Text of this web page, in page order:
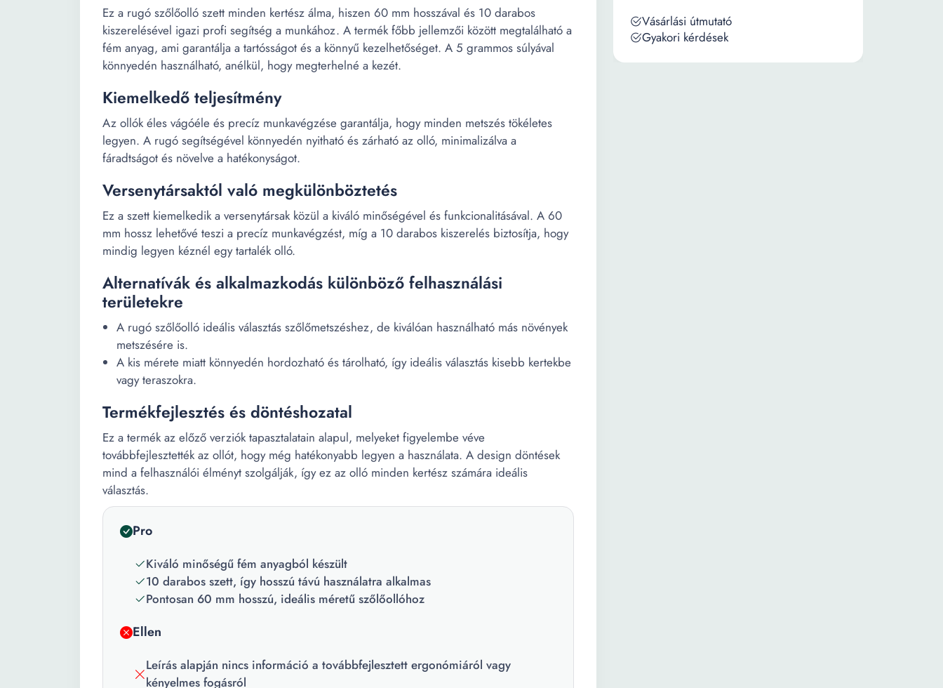
Ez a rugó szőlőolló szett minden kertész álma, hiszen 60 mm hosszával és 10 darabos
kiszerelésével igazi profi segítség a munkához. A termék főbb jellemzői között megtalálható a
fém anyag, ami garantálja a tartósságot és a könnyű kezelhetőséget. A 5 grammos súlyával
könnyedén használható, anélkül, hogy megterhelné a kezét.
Kiemelkedő teljesítmény
Az ollók éles vágóéle és precíz munkavégzése garantálja, hogy minden metszés tökéletes
legyen. A rugó segítségével könnyedén nyitható és zárható az olló, minimalizálva a
fáradtságot és növelve a hatékonyságot.
Versenytársaktól való megkülönböztetés
Ez a szett kiemelkedik a versenytársak közül a kiváló minőségével és funkcionalitásával. A 60
mm hossz lehetővé teszi a precíz munkavégzést, míg a 10 darabos kiszerelés biztosítja, hogy
mindig legyen kéznél egy tartalék olló.
Alternatívák és alkalmazkodás különböző felhasználási
területekre
A rugó szőlőolló ideális választás szőlőmetszéshez, de kiválóan használható más növények
metszésére is.
A kis mérete miatt könnyedén hordozható és tárolható, így ideális választás kisebb kertekbe
vagy teraszokra.
Termékfejlesztés és döntéshozatal
Ez a termék az előző verziók tapasztalatain alapul, melyeket figyelembe véve
továbbfejlesztették az ollót, hogy még hatékonyabb legyen a használata. A design döntések
mind a felhasználói élményt szolgálják, így ez az olló minden kertész számára ideális
választás.
Pro
Kiváló minőségű fém anyagból készült
10 darabos szett, így hosszú távú használatra alkalmas
Pontosan 60 mm hosszú, ideális méretű szőlőollóhoz
Ellen
Leírás alapján nincs információ a továbbfejlesztett ergonómiáról vagy
kényelmes fogásról
Vásárlási útmutató
Gyakori kérdések